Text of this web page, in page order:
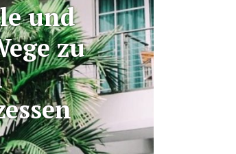
und
zu